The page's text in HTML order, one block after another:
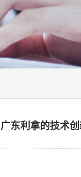
东利拿的技术创